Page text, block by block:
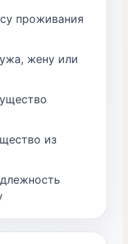
проживания
жену или
из